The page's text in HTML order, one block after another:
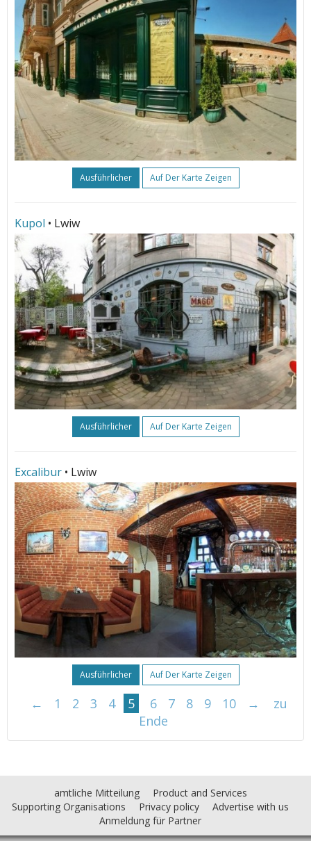
Ausführlicher Auf Der Karte Zeigen
Kupol • Lwiw
Ausführlicher Auf Der Karte Zeigen
Excalibur • Lwiw
Ausführlicher Auf Der Karte Zeigen
← 1 2 3 4 5 6 7 8 9 10 →
zu
Ende
amtliche Mitteilung
Product and Services
Supporting Organisations
Privacy policy
Advertise with us
Anmeldung für Partner